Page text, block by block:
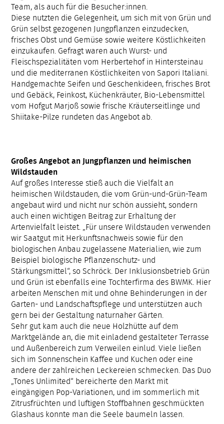
Team, als auch für die Besucher:innen.
Diese nutzten die Gelegenheit, um sich mit von Grün und
Grün selbst gezogenen Jungpflanzen einzudecken,
frisches Obst und Gemüse sowie weitere Köstlichkeiten
einzukaufen. Gefragt waren auch Wurst- und
Fleischspezialitäten vom Herbertehof in Hintersteinau
und die mediterranen Köstlichkeiten von Sapori Italiani.
Handgemachte Seifen und Geschenkideen, frisches Brot
und Gebäck, Feinkost, Küchenkräuter, Bio-Lebensmittel
vom Hofgut Marjoß sowie frische Kräuterseitlinge und
Shiitake-Pilze rundeten das Angebot ab.
Großes Angebot an Jungpflanzen und heimischen
Wildstauden
Auf großes Interesse stieß auch die Vielfalt an
heimischen Wildstauden, die vom Grün-und-Grün-Team
angebaut wird und nicht nur schön aussieht, sondern
auch einen wichtigen Beitrag zur Erhaltung der
Artenvielfalt leistet. „Für unsere Wildstauden verwenden
wir Saatgut mit Herkunftsnachweis sowie für den
biologischen Anbau zugelassene Materialien, wie zum
Beispiel biologische Pflanzenschutz- und
Stärkungsmittel“, so Schröck. Der Inklusionsbetrieb Grün
und Grün ist ebenfalls eine Tochterfirma des BWMK. Hier
arbeiten Menschen mit und ohne Behinderungen in der
Garten- und Landschaftspflege und unterstützen auch
gern bei der Gestaltung naturnaher Gärten.
Sehr gut kam auch die neue Holzhütte auf dem
Marktgelände an, die mit einladend gestalteter Terrasse
und Außenbereich zum Verweilen einlud. Viele ließen
sich im Sonnenschein Kaffee und Kuchen oder eine
andere der zahlreichen Leckereien schmecken. Das Duo
„Tones Unlimited“ bereicherte den Markt mit
eingängigen Pop-Variationen, und im sommerlich mit
Zitrusfrüchten und luftigen Stoffbahnen geschmückten
Glashaus konnte man die Seele baumeln lassen.